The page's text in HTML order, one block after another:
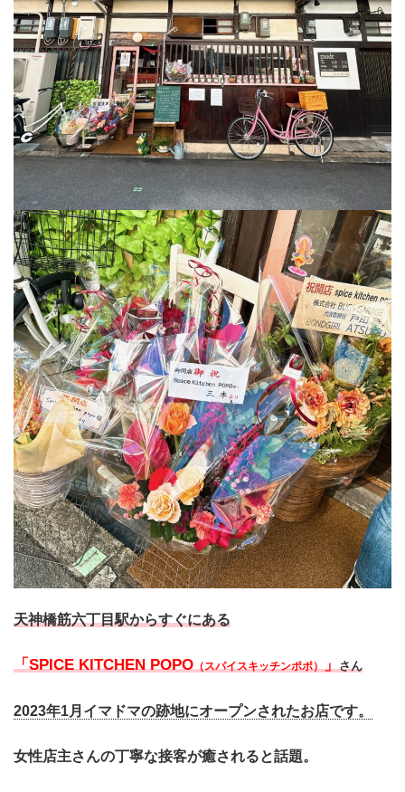
天神橋筋六丁目駅からすぐにある
「SPICE KITCHEN POPO （スパイスキッチンポポ） 」 さん
2023年1月イマドマの跡地にオープンされたお店です。
女性店主さんの丁寧な接客が癒されると話題。